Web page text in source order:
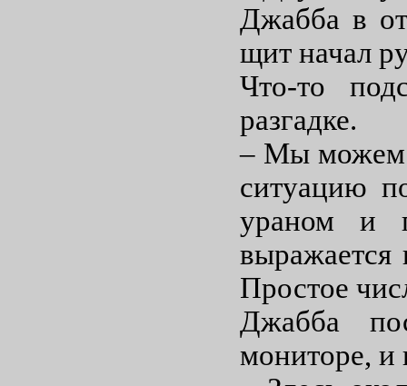
Джабба в
щит начал
Что-то
разгадке.
– Мы можем
ситуацию
ураном и
Простое
Джабба
мониторе, и